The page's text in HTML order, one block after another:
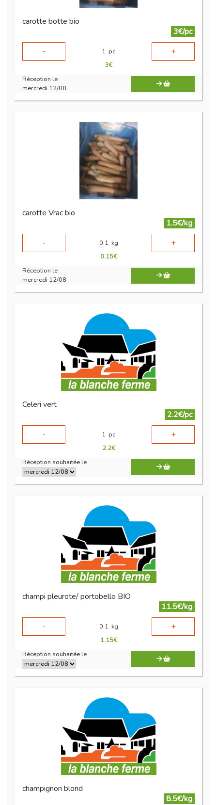
carotte botte bio
3€/pc
-
1 pc +
3€
Réception le
mercredi 12/08
carotte Vrac bio
1.5€/kg
-
0.1 kg +
0.15€
Réception le
mercredi 12/08
Celeri vert
2.2€/pc
-
1 pc +
2.2€
Réception souhaitée le
champi pleurote/ portobello BIO
11.5€/kg
-
0.1 kg +
1.15€
Réception souhaitée le
champignon blond
8.5€/kg